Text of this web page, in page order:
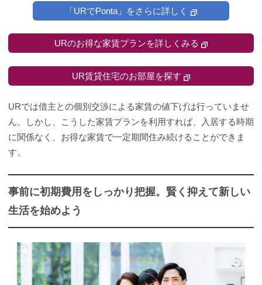
「URでPonta」をさらに詳しく
URのお得な家賃プランを詳しくみる
UR賃貸住宅のお部屋を探す
URでは借主との個別交渉による家賃の値下げは行っていませ
ん。しかし、こうした家賃プランを利用すれば、入居する時期
に関係なく、お得な家賃で一定期間住み続けることができま
す。
事前に初期費用をしっかり把握。賢く抑えて新しい
生活を始めよう